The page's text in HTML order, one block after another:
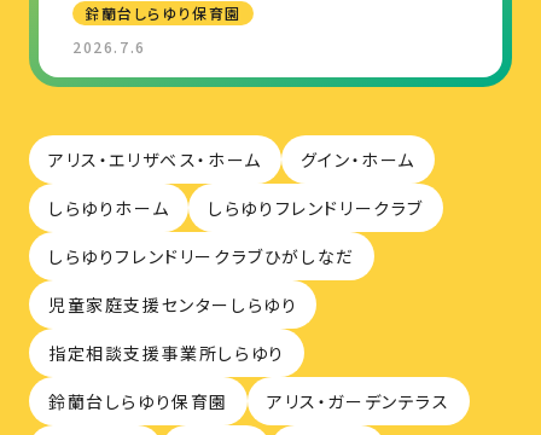
鈴蘭台しらゆり保育園
2026.7.6
アリス・エリザベス・ホーム
グイン・ホーム
しらゆりホーム
しらゆりフレンドリークラブ
しらゆりフレンドリークラブひがしなだ
児童家庭支援センターしらゆり
指定相談支援事業所しらゆり
鈴蘭台しらゆり保育園
アリス・ガーデンテラス